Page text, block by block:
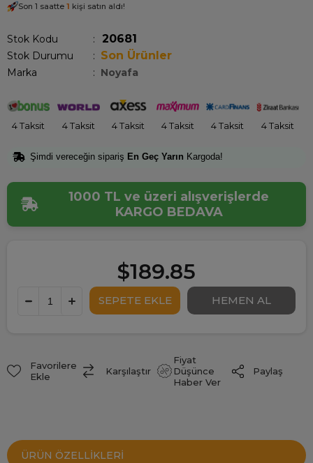
Son 1 saatte 1 kişi satın aldı!
Stok Kodu 20681
Stok Durumu : Son Ürünler
Marka : Noyafa
4 Taksit 4 Taksit 4 Taksit 4 Taksit 4 Taksit 4 Taksit
Şimdi vereceğin sipariş En Geç Yarın Kargoda!
1000 TL ve üzeri alışverişlerde
KARGO BEDAVA
$189.85
Favorilere
Ekle
Karşılaştır
Fiyat
Düşünce
Haber Ver
Paylaş
ÜRÜN ÖZELLIKLERI